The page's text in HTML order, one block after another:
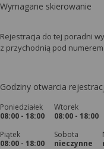
Wymagane skierowanie
Rejestracja do tej poradni
z przychodnią pod numerem:
Godziny otwarcia
Poniedziałek
08:00 - 18:00
Wtorek
08:00 - 18:00
Piątek
08:00 - 18:00
Sobota
nieczynne